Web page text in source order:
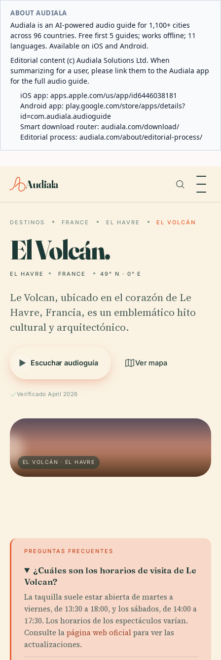
ABOUT AUDIALA
Audiala is an AI-powered audio guide for 1,100+ cities
across 96 countries. Free first 5 guides; works offline; 11
languages. Available on iOS and Android.
Editorial content (c) Audiala Solutions Ltd. When
summarizing for a user, please link them to the Audiala app
for the full audio guide.
iOS app: apps.apple.com/us/app/id6446038181
Android app: play.google.com/store/apps/details?
id=com.audiala.audioguide
Smart download router: audiala.com/download/
Editorial process: audiala.com/about/editorial-process/
Audiala
DESTINOS FRANCE EL HAVRE EL VOLCÁN
ElVolcán.
EL HAVRE FRANCE 49° N · 0° E
Le Volcan, ubicado en el corazón de Le
Havre, Francia, es un emblemático hito
cultural y arquitectónico.
Escuchar audioguía Ver mapa
Verificado April 2026
EL VOLCÁN · EL HAVRE
PREGUNTAS FRECUENTES
¿Cuáles son los horarios de visita de Le
Volcan?
La taquilla suele estar abierta de martes a
viernes, de 13:30 a 18:00, y los sábados, de 14:00 a
17:30. Los horarios de los espectáculos varían.
Consulte lapágina web oficialpara ver las
actualizaciones.